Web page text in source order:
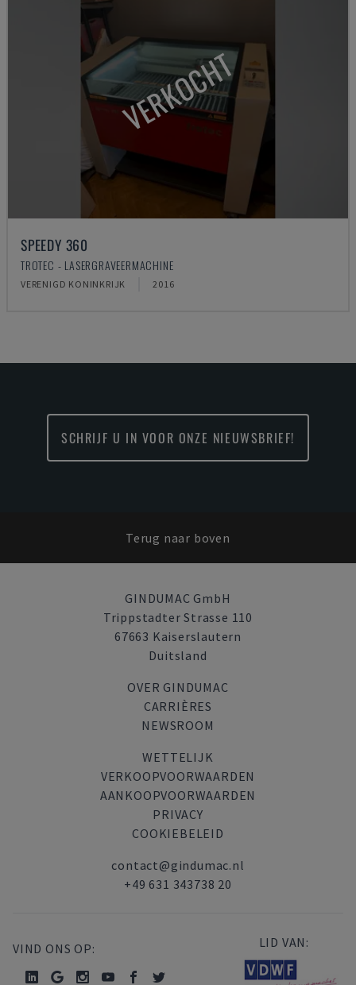
VERKOCHT
SPEEDY 360
TROTEC - LASERGRAVEERMACHINE
VERENIGD KONINKRIJK 2016
SCHRIJF U IN VOOR ONZE NIEUWSBRIEF!
Terug naar boven
GINDUMAC GmbH
Trippstadter Strasse 110
67663 Kaiserslautern
Duitsland
OVER GINDUMAC
CARRIÈRES
NEWSROOM
WETTELIJK
VERKOOPVOORWAARDEN
AANKOOPVOORWAARDEN
PRIVACY
COOKIEBELEID
contact@gindumac.nl
+49 631 343738 20
VIND ONS OP: LID VAN: